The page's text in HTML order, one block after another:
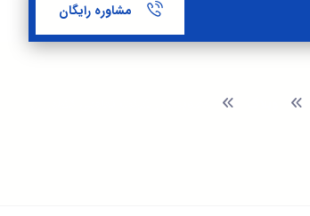
مشاوره رایگان